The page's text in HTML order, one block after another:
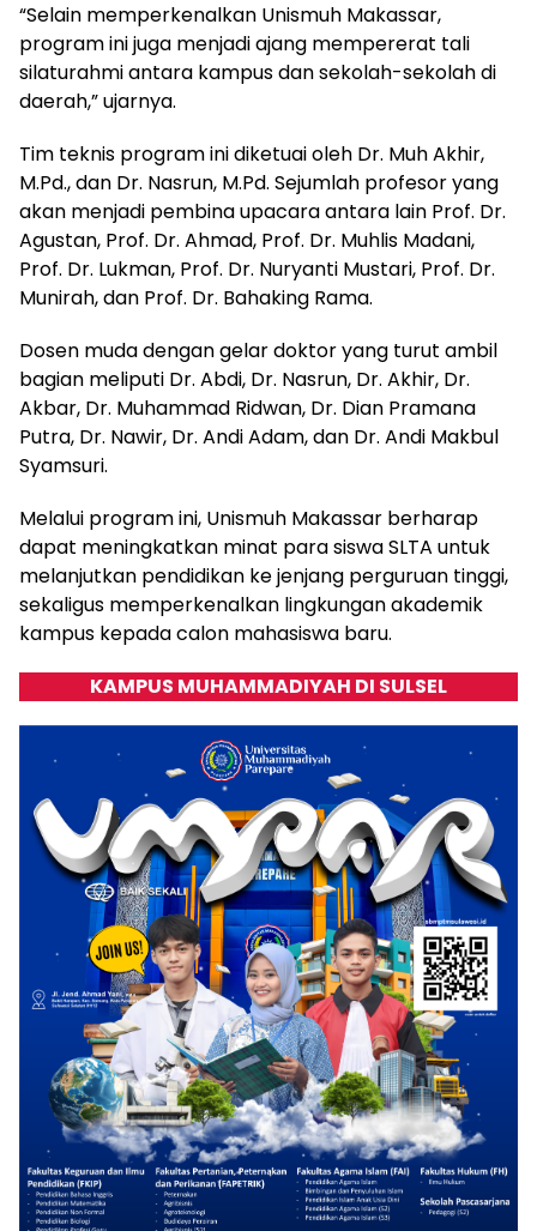
“Selain memperkenalkan Unismuh Makassar,
program ini juga menjadi ajang mempererat tali
silaturahmi antara kampus dan sekolah-sekolah di
daerah,” ujarnya.
Tim teknis program ini diketuai oleh Dr. Muh Akhir,
M.Pd., dan Dr. Nasrun, M.Pd. Sejumlah profesor yang
akan menjadi pembina upacara antara lain Prof. Dr.
Agustan, Prof. Dr. Ahmad, Prof. Dr. Muhlis Madani,
Prof. Dr. Lukman, Prof. Dr. Nuryanti Mustari, Prof. Dr.
Munirah, dan Prof. Dr. Bahaking Rama.
Dosen muda dengan gelar doktor yang turut ambil
bagian meliputi Dr. Abdi, Dr. Nasrun, Dr. Akhir, Dr.
Akbar, Dr. Muhammad Ridwan, Dr. Dian Pramana
Putra, Dr. Nawir, Dr. Andi Adam, dan Dr. Andi Makbul
Syamsuri.
Melalui program ini, Unismuh Makassar berharap
dapat meningkatkan minat para siswa SLTA untuk
melanjutkan pendidikan ke jenjang perguruan tinggi,
sekaligus memperkenalkan lingkungan akademik
kampus kepada calon mahasiswa baru.
KAMPUS MUHAMMADIYAH DI SULSEL